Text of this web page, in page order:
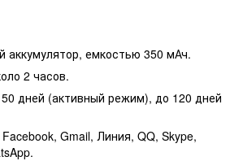
аккумулятор, емкостью 350 мАч.
2 часов.
дней (активный режим), до 120 дней
Gmail, Линия, QQ, Skype,